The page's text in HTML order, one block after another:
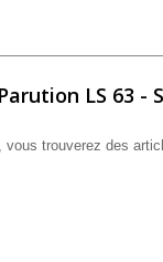
Parution LS 63 -
trouverez des